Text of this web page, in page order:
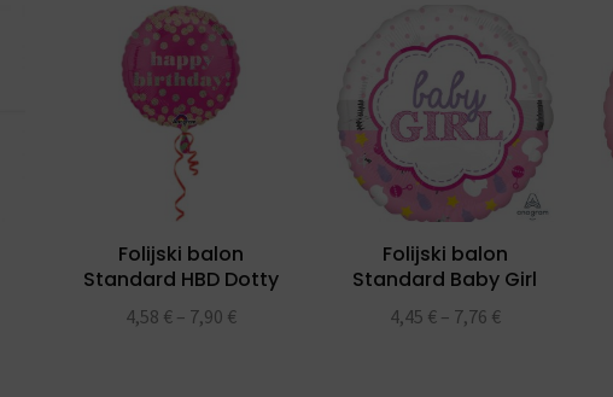
Folijski balon
Standard HBD Dotty
4,58 € – 7,90 €
Folijski balon
Standard Baby Girl
Scallop
4,45 € – 7,76 €